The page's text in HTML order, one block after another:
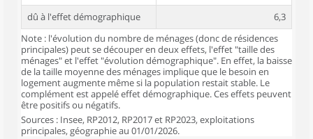
dû à l'effet démographique
6,3
Note : l'évolution du nombre de ménages (donc de résidences
principales) peut se découper en deux effets, l'effet "taille des
ménages" et l'effet "évolution démographique". En effet, la baisse
de la taille moyenne des ménages implique que le besoin en
logement augmente même si la population restait stable. Le
complément est appelé effet démographique. Ces effets peuvent
être positifs ou négatifs.
Sources : Insee, RP2012, RP2017 et RP2023, exploitations
principales, géographie au 01/01/2026.